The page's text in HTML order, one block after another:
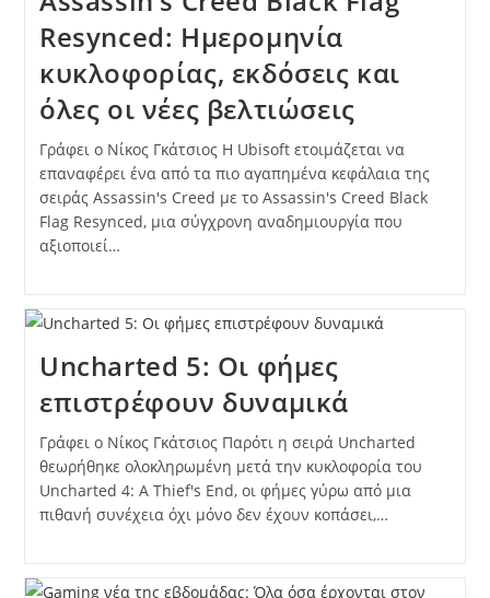
Resynced: Ημερομηνία
κυκλοφορίας, εκδόσεις και
όλες οι νέες βελτιώσεις
Γράφει ο Νίκος Γκάτσιος Η Ubisoft ετοιμάζεται να
επαναφέρει ένα από τα πιο αγαπημένα κεφάλαια της
σειράς Assassin's Creed με το Assassin's Creed Black
Flag Resynced, μια σύγχρονη αναδημιουργία που
αξιοποιεί…
Uncharted 5: Οι φήμες
επιστρέφουν δυναμικά
Γράφει ο Νίκος Γκάτσιος Παρότι η σειρά Uncharted
θεωρήθηκε ολοκληρωμένη μετά την κυκλοφορία του
Uncharted 4: A Thief's End, οι φήμες γύρω από μια
πιθανή συνέχεια όχι μόνο δεν έχουν κοπάσει,…